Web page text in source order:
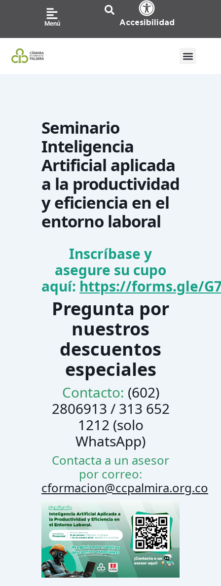
Menú Accesibilidad
Seminario
Inteligencia
Artificial aplicada
a la productividad
y eficiencia en el
entorno laboral
Inscríbase y
asegure su cupo
aquí: https://forms.gle/
Pregunta por
nuestros
descuentos
especiales
Contacto: (602)
2806913 / 313 652
1212 (solo
WhatsApp)
Contacta a un asesor
por correo:
cformacion@ccpalmira.org.co